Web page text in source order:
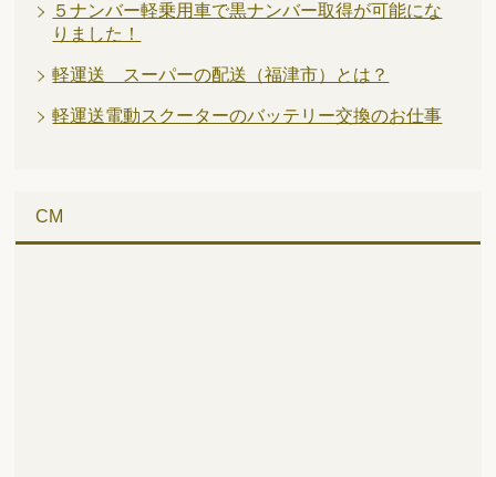
５ナンバー軽乗用車で黒ナンバー取得が可能にな
りました！
軽運送 スーパーの配送（福津市）とは？
軽運送電動スクーターのバッテリー交換のお仕事
CM